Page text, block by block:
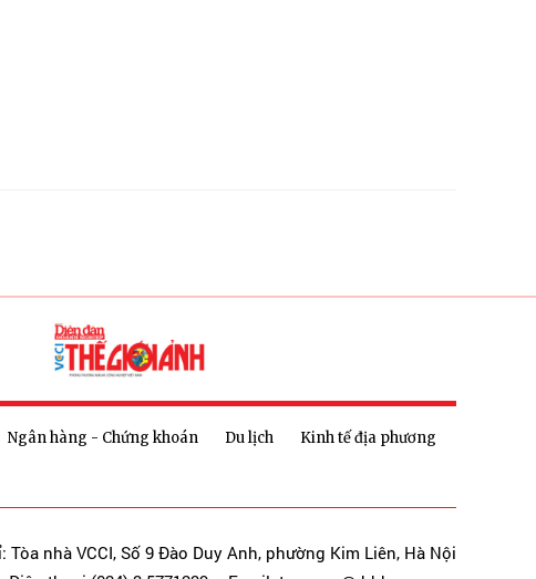
Ngân hàng - Chứng khoán Du lịch
Kinh tế địa phương
Tòa nhà VCCI, Số 9 Đào Duy Anh, phường Kim Liên, Hà Nội